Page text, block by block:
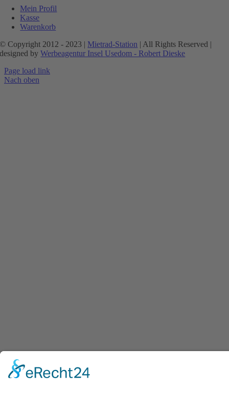
Mein Profil
Kasse
Warenkorb
© Copyright 2012 - 2023 | Mietrad-Station | All Rights Reserved |
designed byWerbeagentur Insel Usedom - Robert Dieske
Page load link
Nach oben